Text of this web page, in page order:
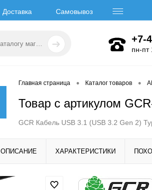
Доставка Самовывоз
+7-
пн-пт
Главная страница • Каталог товаров •
Товар с артикулом
GCR Кабель USB 3.1 (USB 3.2 Gen 2)
ОПИСАНИЕ ХАРАКТЕРИСТИКИ